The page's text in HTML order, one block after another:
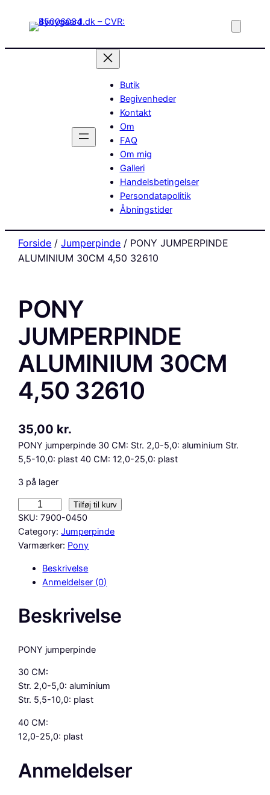
Butik
Begivenheder
Kontakt
Om
FAQ
Om mig
Galleri
Handelsbetingelser
Persondatapolitik
Åbningstider
Forside /Jumperpinde / PONY JUMPERPINDE
ALUMINIUM 30CM 4,50 32610
PONY
JUMPERPINDE
ALUMINIUM 30CM
4,50 32610
35,00 kr.
PONY jumperpinde 30 CM: Str. 2,0-5,0: aluminium Str.
5,5-10,0: plast 40 CM: 12,0-25,0: plast
3 på lager
O
N
Y
E
I
N
D
E
L
U
N
Tilføj til kurv
SKU: 7900-0450
Category:Jumperpinde
Varmærker: Pony
Beskrivelse
Anmeldelser (0)
Beskrivelse
PONY jumperpinde
30 CM:
Str. 2,0-5,0: aluminium
Str. 5,5-10,0: plast
40 CM:
12,0-25,0: plast
Anmeldelser